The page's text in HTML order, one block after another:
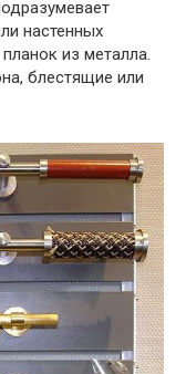
настенных
из металла.
блестящие или